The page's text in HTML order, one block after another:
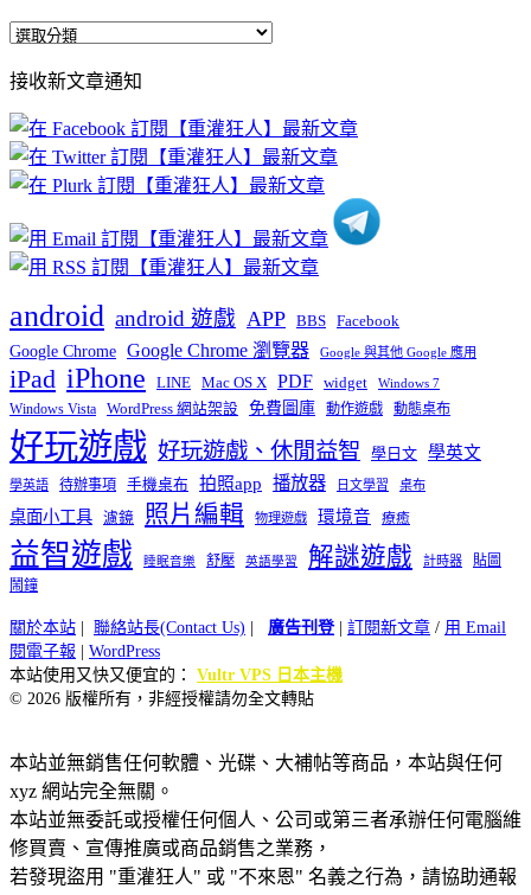
全
文
章
分
類
接收新文章通知
android android 遊戲 APP BBS Facebook
Google Chrome Google Chrome 瀏覽器 Google 與其他 Google 應用
iPad iPhone LINE Mac OS X PDF widget Windows 7
Windows Vista WordPress 網站架設 免費圖庫 動作遊戲 動態桌布
好玩遊戲 好玩遊戲、休閒益智 學日文 學英文
學英語 待辦事項 手機桌布 拍照app 播放器 日文學習 桌布
桌面小工具 濾鏡 照片編輯 物理遊戲 環境音 療癒
益智遊戲 睡眠音樂 舒壓 英語學習 解謎遊戲 計時器
貼圖
鬧鐘
關於本站 聯絡站長(Contact Us) 廣告刊登| 訂閱新文章 / 用 Email
閱電子報
WordPress
本站使用又快又便宜的： Vultr VPS 日本主機
© 2026 版權所有，非經授權請勿全文轉貼
本站並無銷售任何軟體、光碟、大補帖等商品，本站與任何
xyz 網站完全無關。
本站並無委託或授權任何個人、公司或第三者承辦任何電腦維
修買賣、宣傳推廣或商品銷售之業務，
若發現盜用 "重灌狂人" 或 "不來恩" 名義之行為，請協助通報